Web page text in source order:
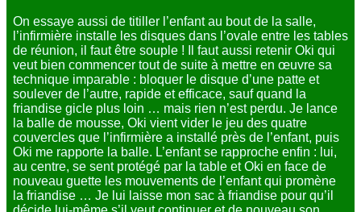
On essaye aussi de titiller l’enfant au bout de la salle,
l’infirmière installe les disques dans l’ovale entre les tables
de réunion, il faut être souple ! Il faut aussi retenir Oki qui
veut bien commencer tout de suite à mettre en œuvre sa
technique imparable : bloquer le disque d’une patte et
soulever de l’autre, rapide et efficace, sauf quand la
friandise gicle plus loin … mais rien n’est perdu. Je lance
la balle de mousse, Oki vient vider le jeu des quatre
couvercles que l’infirmière a installé près de l’enfant, puis
Oki me rapporte la balle. L’enfant se rapproche enfin : lui,
au centre, se sent protégé par la table et Oki en face de
nouveau guette les mouvements de l’enfant qui promène
la friandise … Je lui laisse mon sac à friandise pour qu’il